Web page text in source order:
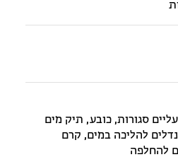
סגורות, כובע, תיק מים
להליכה במים, קרם
להחלפה